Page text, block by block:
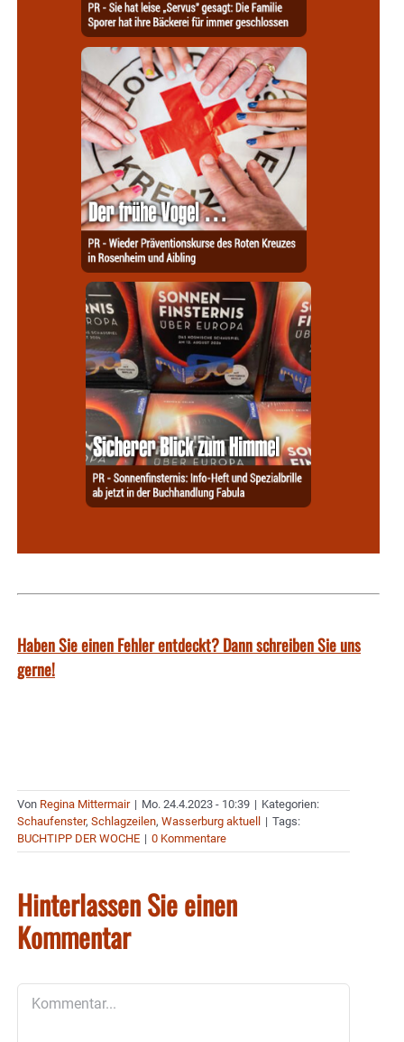
Haben Sie einen Fehler entdeckt? Dann schreiben Sie uns
gerne!
Von Regina Mittermair | Mo. 24.4.2023 - 10:39 | Kategorien:
Schaufenster, Schlagzeilen, Wasserburg aktuell | Tags:
BUCHTIPP DER WOCHE | 0 Kommentare
Hinterlassen Sie einen
Kommentar